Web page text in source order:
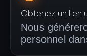
Obtenez un lien
Nous
personnel